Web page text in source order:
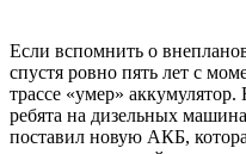
Если вспомнить о
спустя ровно пять лет с
трассе «умер»
ребята на дизельных
поставил новую АКБ,